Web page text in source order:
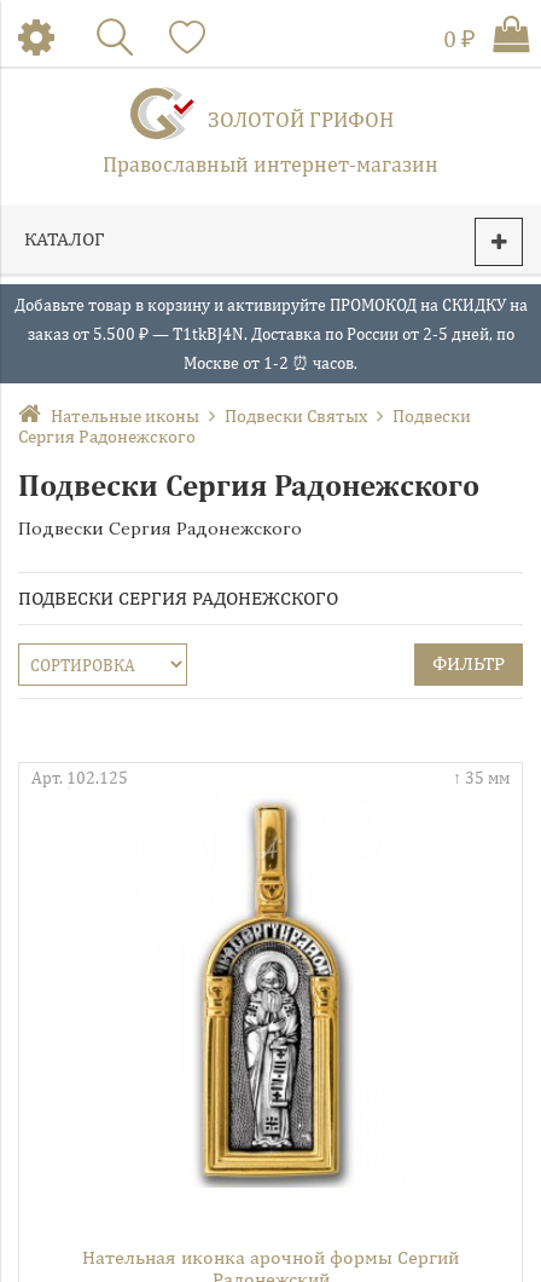
ЗОЛОТОЙ ГРИФОН
Православный интернет-магазин
0 ₽
КАТАЛОГ
Добавьте товар в корзину и активируйте ПРОМОКОД на СКИДКУ на
заказ от 5.500 ₽ — T1tkBJ4N. Доставка по России от 2-5 дней, по
Москве от 1-2 ⏰ часов.
Нательные иконы Подвески Святых
Подвески
Сергия Радонежского
Подвески Сергия Радонежского
Подвески Сергия Радонежского
ПОДВЕСКИ СЕРГИЯ РАДОНЕЖСКОГО
ФИЛЬТР
35 мм
Арт. 102.125
Нательная иконка арочной формы Сергий